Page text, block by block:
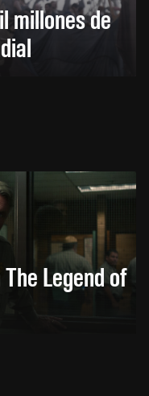
millones de
Legend of